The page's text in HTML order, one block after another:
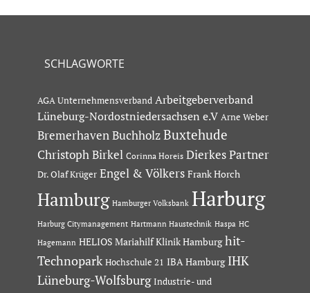
SCHLAGWORTE
AGA Unternehmensverband Arbeitgeberverband
Lüneburg-Nordostniedersachsen e.V Arne Weber
Bremerhaven Buchholz Buxtehude
Christoph Birkel Corinna Horeis Dierkes Partner
Dr. Olaf Krüger Engel & Völkers Frank Horch
Hamburg Hamburger Volksbank Harburg
Harburg Citymanagement Hartmann Haustechnik Haspa HC
Hagemann HELIOS Mariahilf Klinik Hamburg hit-
Technopark Hochschule 21 IBA Hamburg IHK
Lüneburg-Wolfsburg Industrie- und